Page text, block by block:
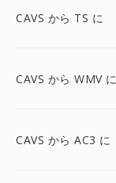
CAVS から TS に
CAVS から WMV に
CAVS から AC3 に